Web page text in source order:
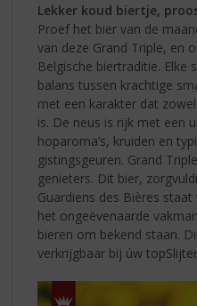
Lekker koud biertje,
Proef het bier van de
van deze Grand Triple, en
Belgische biertraditie. Elke
balans tussen krachtige
met een karakter dat
is. De neus is rijk met een
hoparoma’s, kruiden en
gistingsgeuren. Grand
genieters. Dit bier,
Guardiens des Bières
het ongeëvenaarde
bieren om bekend staan.
verkrijgbaar bij úw